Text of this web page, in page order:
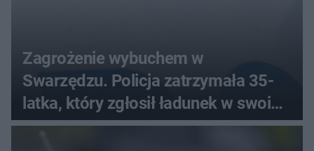
Zagrożenie wybuchem w
Swarzędzu. Policja zatrzymała 35-
latka, który zgłosił ładunek w swoim
aucie